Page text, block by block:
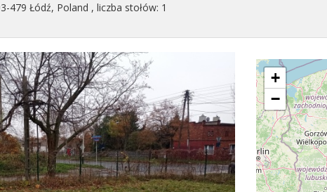
479 Łódź, Poland , liczba stołów: 1
+
−